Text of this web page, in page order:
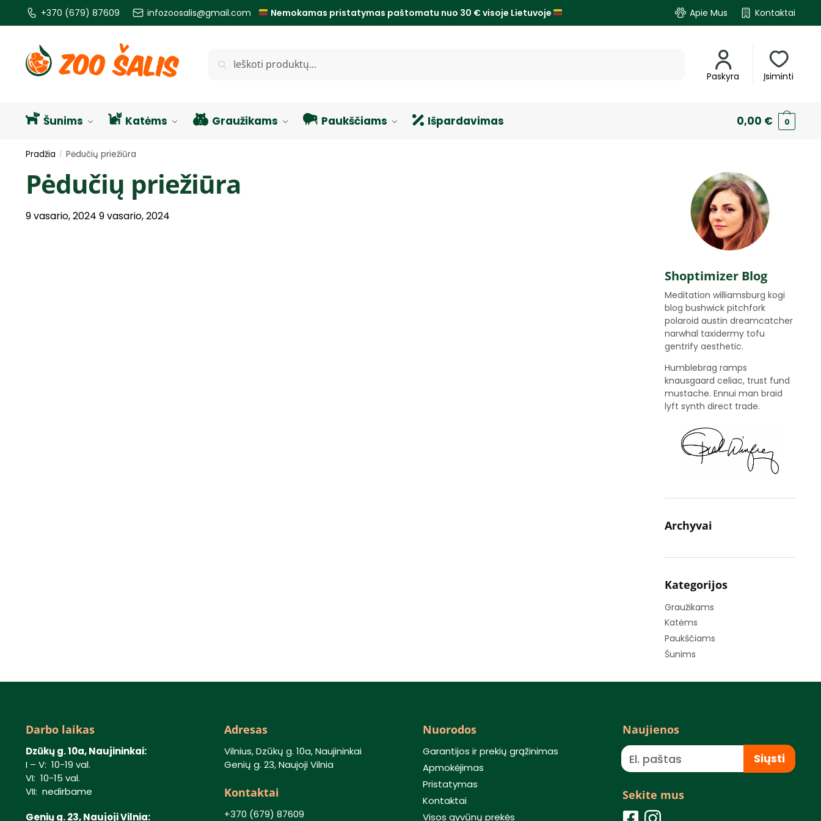
+370 (679) 87609 infozoosalis@gmail.com Nemokamas pristatymas paštomatu nuo 30 € visoje Lietuvoje Apie Mus Kontaktai
Paskyra Įsiminti
Šunims Katėms Graužikams Paukščiams Išpardavimas 0,00 € 0
Pradžia / Pėdučių priežiūra
Pėdučių priežiūra
9 vasario, 2024 9 vasario, 2024
Shoptimizer Blog
Meditation williamsburg kogi
blog bushwick pitchfork
polaroid austin dreamcatcher
narwhal taxidermy tofu
gentrify aesthetic.
Humblebrag ramps
knausgaard celiac, trust fund
mustache. Ennui man braid
lyft synth direct trade.
Archyvai
Kategorijos
Graužikams
Katėms
Paukščiams
Šunims
Darbo laikas
Dzūkų g. 10a, Naujininkai:
I – V: 10-19 val.
VI: 10-15 val.
VII: nedirbame
Genių g. 23, Naujoji Vilnia:
Adresas
Vilnius, Dzūkų g. 10a, Naujininkai
Genių g. 23, Naujoji Vilnia
Kontaktai
+370 (679) 87609
Nuorodos
Garantijos ir prekių grąžinimas
Apmokėjimas
Pristatymas
Kontaktai
Visos gyvūnų prekės
Naujienos
Siųsti
Sekite mus